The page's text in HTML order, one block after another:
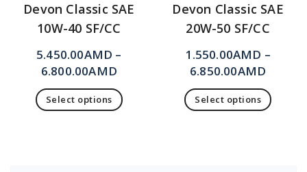
Devon Classic SAE
10W-40 SF/CC
5.450.00AMD –
6.800.00AMD
Select options
Devon Classic SAE
20W-50 SF/CC
1.550.00AMD –
6.850.00AMD
Select options